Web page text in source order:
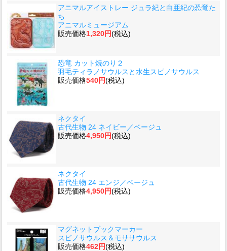
アニマルアイストレー ジュラ紀と白亜紀の恐竜た
ち
アニマルミュージアム
販売価格1,320円(税込)
恐竜 カット焼のり２
羽毛ティラノサウルスと水生スピノサウルス
販売価格540円(税込)
ネクタイ
古代生物 24 ネイビー／ベージュ
販売価格4,950円(税込)
ネクタイ
古代生物 24 エンジ／ベージュ
販売価格4,950円(税込)
マグネットブックマーカー
スピノサウルス＆モササウルス
販売価格462円(税込)